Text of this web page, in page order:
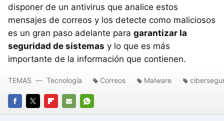
disponer de un antivirus que analice estos
mensajes de correos y los detecte como maliciosos
es un gran paso adelante para garantizar la
seguridad de sistemas y lo que es más
importante de la información que contienen.
FACEBOOK
TWITTERFLIPBOARD
E-
WHATSAPP
TEMAS Tecnología Correos Malware